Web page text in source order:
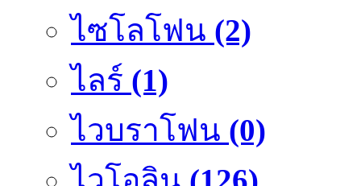
ไซโลโฟน (2)
ไลร์ (1)
ไวบราโฟน (0)